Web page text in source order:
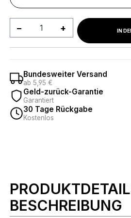
Produkt Anzahl: GibIN
Bundesweiter Versand
ab 5,95 €
Geld-zurück-Garantie
Garantiert
30 Tage Rückgabe
Kostenlos
Produktinformationen
BESCHREIBUNG